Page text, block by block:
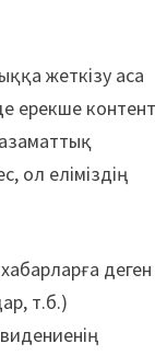
жеткізу аса
ерекше
ол еліміздің
деген
т.б.)